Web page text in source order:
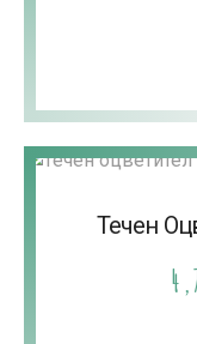
Течен